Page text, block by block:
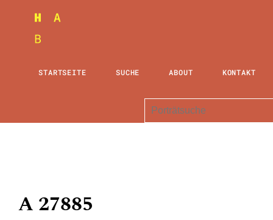
STARTSEITE SUCHE ABOUT KONTAKT
A 27885